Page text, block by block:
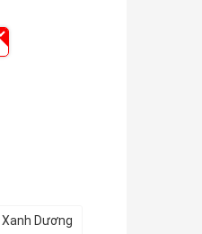
Xanh Dương